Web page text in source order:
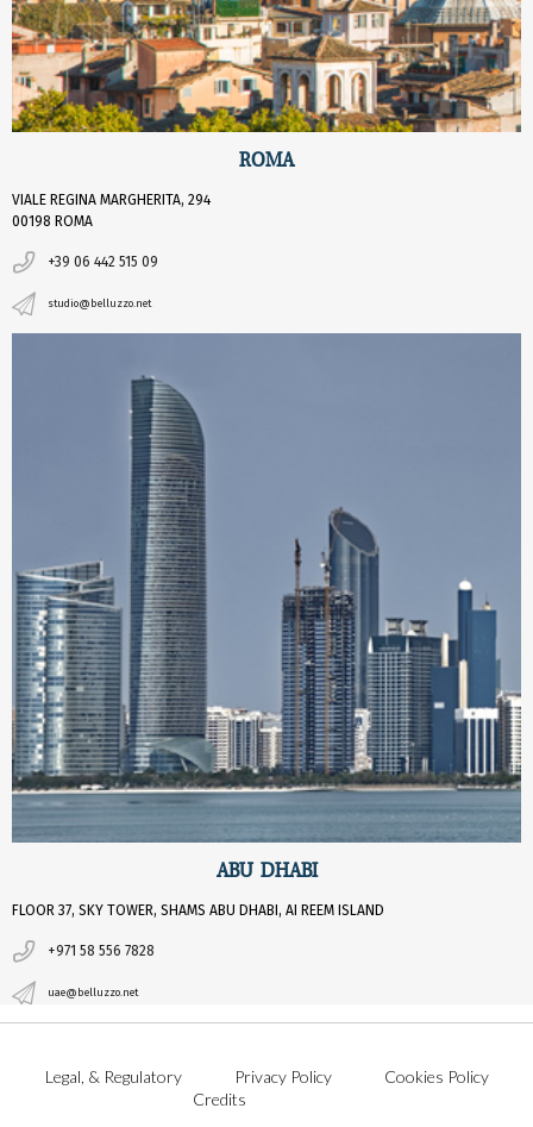
ROMA
VIALE REGINA MARGHERITA, 294
00198 ROMA
+39 06 442 515 09
studio@belluzzo.net
ABU DHABI
FLOOR 37, SKY TOWER, SHAMS ABU DHABI, AI REEM ISLAND
+971 58 556 7828
uae@belluzzo.net
Legal, & Regulatory Privacy Policy
Cookies Policy
Credits